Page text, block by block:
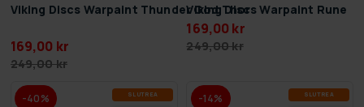
Viking Discs Warpaint Thunder God Thor
169,00 kr
249,00 kr
Viking Discs Warpaint Rune
169,00 kr
249,00 kr
-40% SLUT­REA -14% SLUT­REA